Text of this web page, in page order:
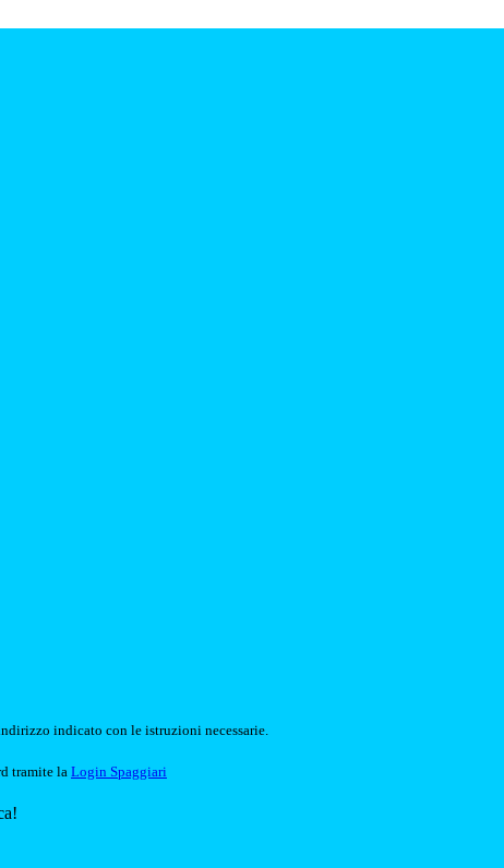
indicato con le istruzioni necessarie.
tramite la Login Spaggiari